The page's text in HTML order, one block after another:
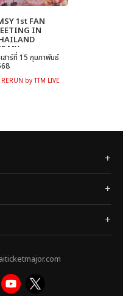
1st FAN
IN
MY
สาร์ที่ 15 กุมภาพันธ์
RERUN by TTM LIVE